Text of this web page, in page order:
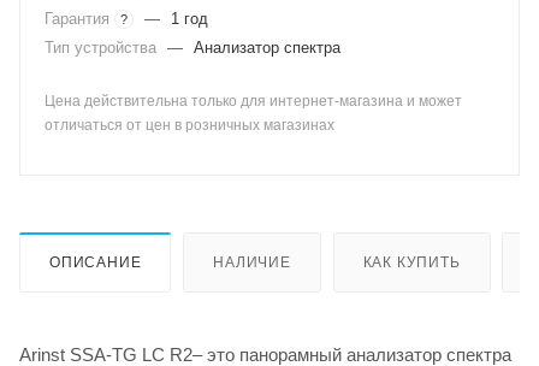
Гарантия
? —
1 год
Тип устройства — Анализатор спектра
Цена действительна только для интернет-магазина и может
отличаться от цен в розничных магазинах
ОПИСАНИЕ НАЛИЧИЕ КАК КУПИТЬ
Arinst SSA-TG LC R2– это панорамный анализатор спектра